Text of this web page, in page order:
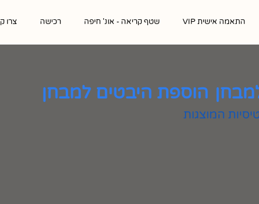
התאמה אישית VIP שטף קריאה - אונ' חיפה רכישה צרו
הוספת היבטים למבחן